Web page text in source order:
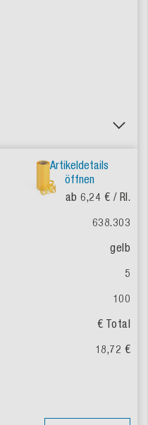
Artikeldetails
öffnen
ab 6,24 € / Rl.
638.303
gelb
5
100
€ Total
18,72 €